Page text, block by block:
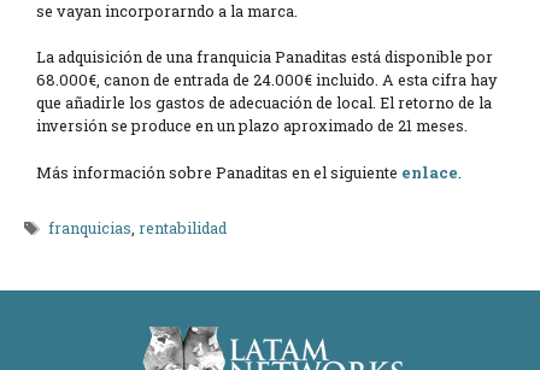
se vayan incorporarndo a la marca.
La adquisición de una franquicia Panaditas está disponible por
68.000€, canon de entrada de 24.000€ incluido. A esta cifra hay
que añadirle los gastos de adecuación de local. El retorno de la
inversión se produce en un plazo aproximado de 21 meses.
Más información sobre Panaditas en el siguiente enlace
Etiquetas
franquicias,rentabilidad